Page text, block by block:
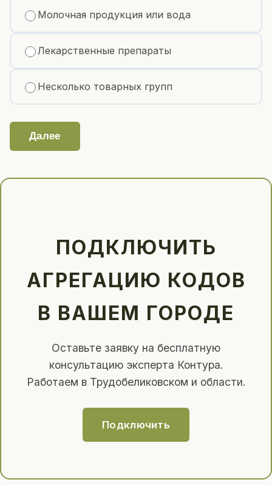
Молочная продукция или вода
Лекарственные препараты
Несколько товарных групп
Далее
ПОДКЛЮЧИТЬ
АГРЕГАЦИЮ КОДОВ
В ВАШЕМ ГОРОДЕ
Оставьте заявку на бесплатную
консультацию эксперта Контура.
Работаем в Трудобеликовском и области.
Подключить